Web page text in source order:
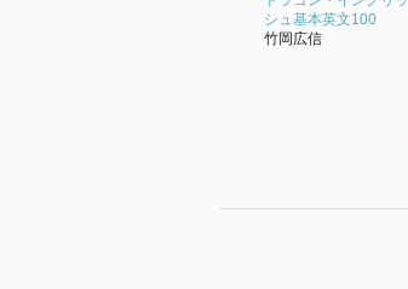
シュ基本英文100
竹岡広信